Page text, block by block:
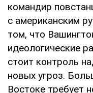
командир
с американским
том, что
идеологические
стоит контроль
новых угроз.
Востоке требует